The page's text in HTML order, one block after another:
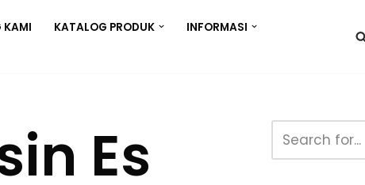
KAMI KATALOG PRODUK
INFORMASI
Es